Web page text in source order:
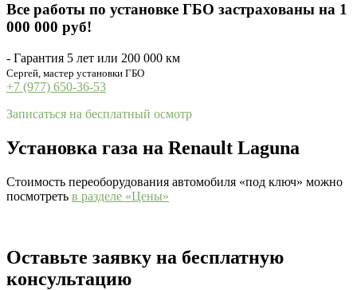
Все работы по установке ГБО застрахованы на 1
000 000 руб!
- Гарантия 5 лет или 200 000 км
Сергей, мастер установки ГБО
+7 (977) 650-36-53
Записаться на бесплатный осмотр
Установка газа на Renault Laguna
Стоимость переоборудования автомобиля «под ключ» можно
посмотреть в разделе «Цены»
Оставьте заявку на бесплатную
консультацию